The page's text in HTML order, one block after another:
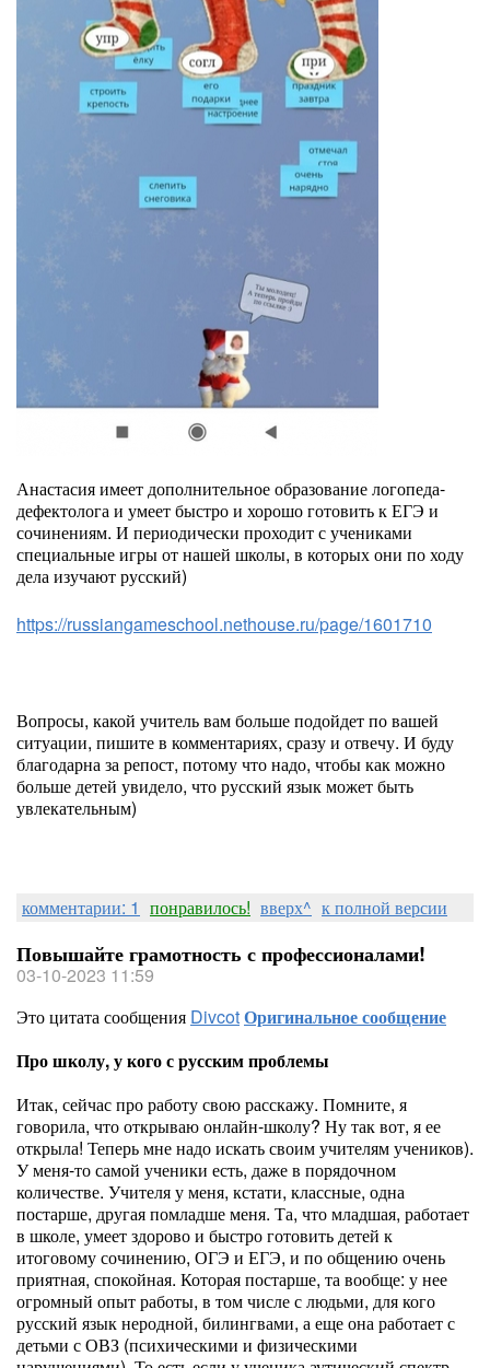
Анастасия имеет дополнительное образование логопеда-
дефектолога и умеет быстро и хорошо готовить к ЕГЭ и
сочинениям. И периодически проходит с учениками
специальные игры от нашей школы, в которых они по ходу
дела изучают русский)
https://russiangameschool.nethouse.ru/page/1601710
Вопросы, какой учитель вам больше подойдет по вашей
ситуации, пишите в комментариях, сразу и отвечу. И буду
благодарна за репост, потому что надо, чтобы как можно
больше детей увидело, что русский язык может быть
увлекательным)
комментарии: 1 понравилось! вверх^ к полной версии
Повышайте грамотность с профессионалами!
03-10-2023 11:59
Это цитата сообщения DivcotОригинальное сообщение
Про школу, у кого с русским проблемы
Итак, сейчас про работу свою расскажу. Помните, я
говорила, что открываю онлайн-школу? Ну так вот, я ее
открыла! Теперь мне надо искать своим учителям учеников).
У меня-то самой ученики есть, даже в порядочном
количестве. Учителя у меня, кстати, классные, одна
постарше, другая помладше меня. Та, что младшая, работает
в школе, умеет здорово и быстро готовить детей к
итоговому сочинению, ОГЭ и ЕГЭ, и по общению очень
приятная, спокойная. Которая постарше, та вообще: у нее
огромный опыт работы, в том числе с людьми, для кого
русский язык неродной, билингвами, а еще она работает с
детьми с ОВЗ (психическими и физическими